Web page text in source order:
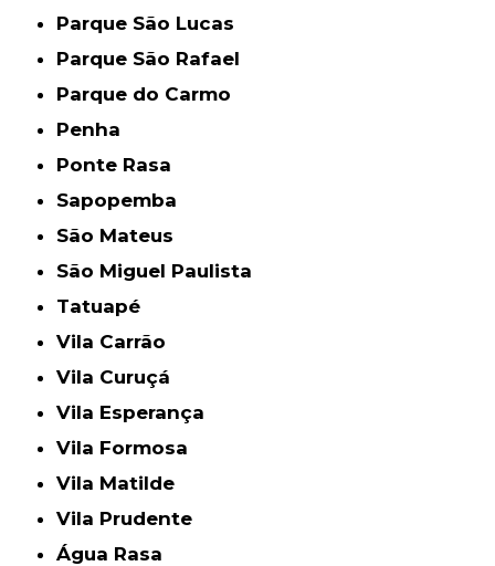
Parque São Lucas
Parque São Rafael
Parque do Carmo
Penha
Ponte Rasa
Sapopemba
São Mateus
São Miguel Paulista
Tatuapé
Vila Carrão
Vila Curuçá
Vila Esperança
Vila Formosa
Vila Matilde
Vila Prudente
Água Rasa